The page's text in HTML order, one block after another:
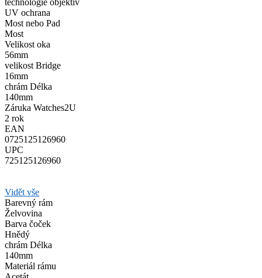
UV ochrana
Most nebo Pad
Most
Velikost oka
56mm
velikost Bridge
16mm
chrám Délka
140mm
Záruka Watches2U
2 rok
EAN
0725125126960
UPC
725125126960
Vidět vše
Barevný rám
Želvovina
Barva čoček
Hnědý
chrám Délka
140mm
Materiál rámu